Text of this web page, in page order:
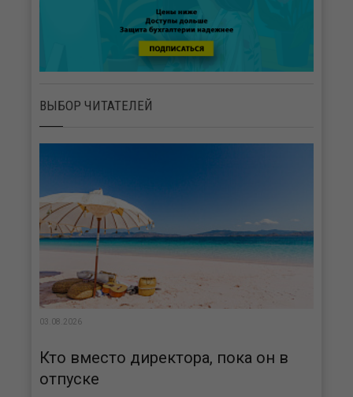
ВЫБОР ЧИТАТЕЛЕЙ
03.08.2026
Кто вместо директора, пока он в
отпуске